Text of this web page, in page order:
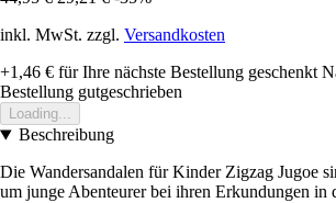
inkl. MwSt. zzgl. Versandkosten
+1,46 € für Ihre nächste Bestellung geschenkt
Bestellung gutgeschrieben
Loading...
Beschreibung
Die Wandersandalen für Kinder Zigzag Jugoe
um junge Abenteurer bei ihren Erkundungen in